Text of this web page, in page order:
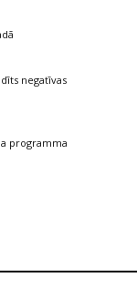
negatīvas
programma